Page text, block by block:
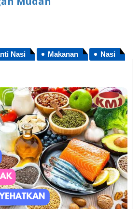
Nasi Makanan Nasi